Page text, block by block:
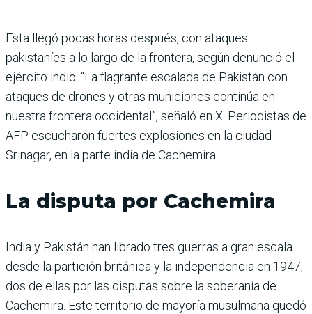
Esta llegó pocas horas después, con ataques
pakistaníes a lo largo de la frontera, según denunció el
ejército indio. “La flagrante escalada de Pakistán con
ataques de drones y otras municiones continúa en
nuestra frontera occidental”, señaló en X. Periodistas de
AFP escucharon fuertes explosiones en la ciudad
Srinagar, en la parte india de Cachemira.
La disputa por Cachemira
India y Pakistán han librado tres guerras a gran escala
desde la partición británica y la independencia en 1947,
dos de ellas por las disputas sobre la soberanía de
Cachemira. Este territorio de mayoría musulmana quedó